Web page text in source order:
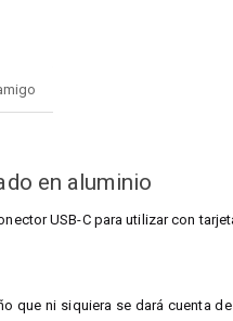
en aluminio
USB-C para utilizar con
que ni siquiera se dará cuenta